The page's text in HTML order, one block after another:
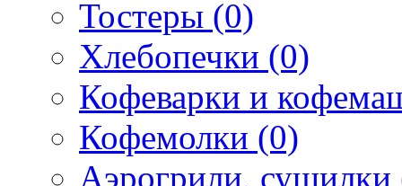
Тостеры (0)
Хлебопечки (0)
Кофеварки и
Кофемолки (0)
Аэрогрили, сушилки